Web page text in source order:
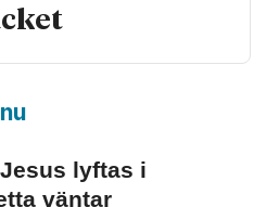
lyftas i
väntar